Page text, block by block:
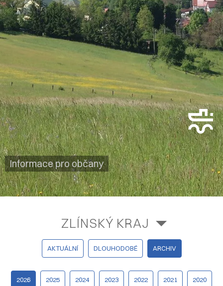
Informace pro občany
ZLÍNSKÝ KRAJ
AKTUÁLNÍ DLOUHODOBÉ ARCHIV
2026 2025 2024 2023 2022 2021 2020